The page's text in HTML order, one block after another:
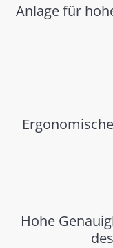
Anlage für
Hohe